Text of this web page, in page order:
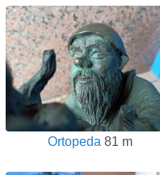
Ortopeda 81 m